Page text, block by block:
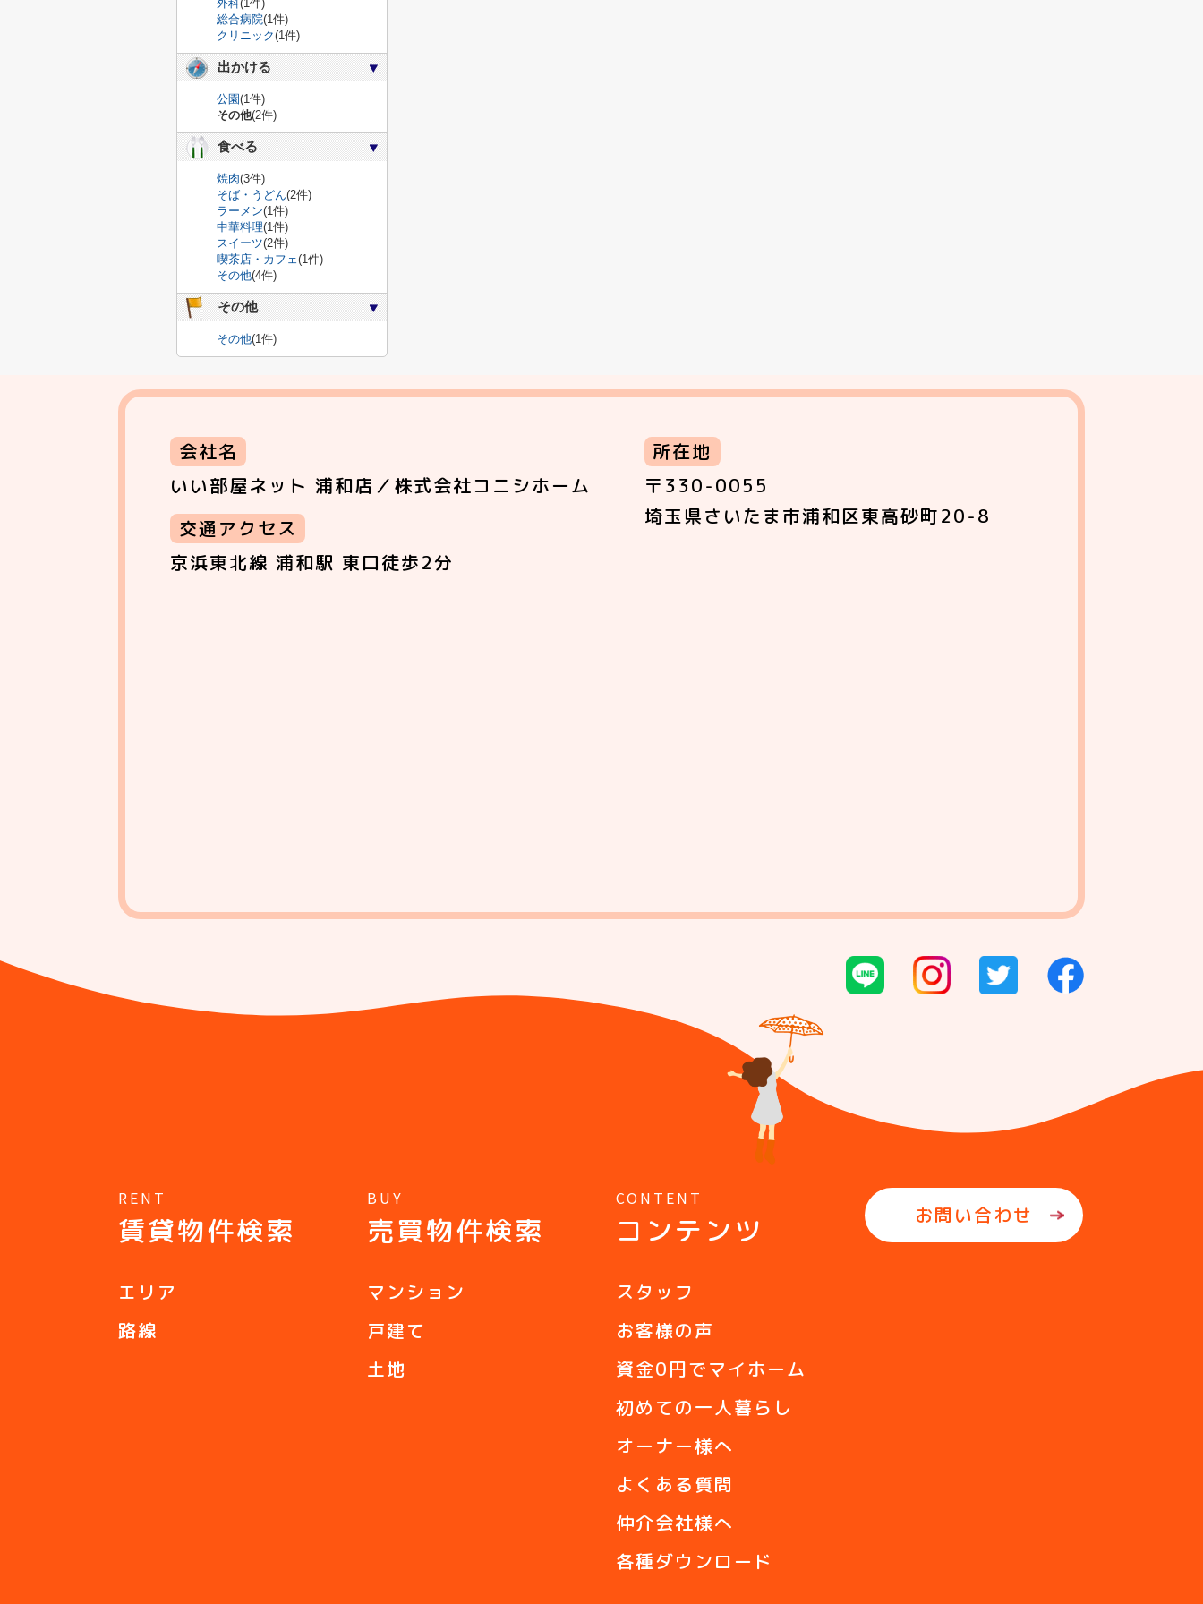
外科(1件)
総合病院(1件)
クリニック(1件)
出かける
公園(1件)
その他(2件)
食べる
焼肉(3件)
そば・うどん(2件)
ラーメン(1件)
中華料理(1件)
スイーツ(2件)
喫茶店・カフェ(1件)
その他(4件)
その他
その他(1件)
会社名
いい部屋ネット 浦和店／株式会社コニシホーム
交通アクセス
京浜東北線 浦和駅 東口徒歩2分
所在地
〒330-0055
埼玉県さいたま市浦和区東高砂町20-8
RENT
賃貸物件検索
エリア
路線
BUY
売買物件検索
マンション
戸建て
土地
CONTENT
コンテンツ
スタッフ
お客様の声
資金0円でマイホーム
初めての一人暮らし
オーナー様へ
よくある質問
仲介会社様へ
各種ダウンロード
お問い合わせ